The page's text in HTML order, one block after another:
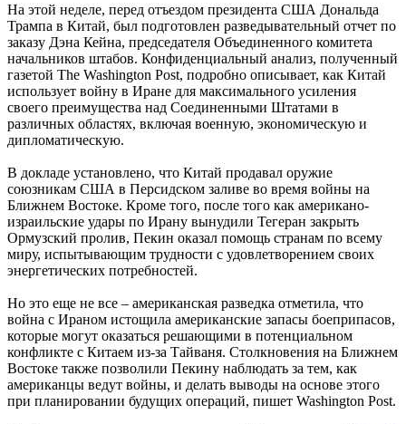
На этой неделе, перед отъездом президента США Дональда
Трампа в Китай, был подготовлен разведывательный отчет по
заказу Дэна Кейна, председателя Объединенного комитета
начальников штабов. Конфиденциальный анализ, полученный
газетой The Washington Post, подробно описывает, как Китай
использует войну в Иране для максимального усиления
своего преимущества над Соединенными Штатами в
различных областях, включая военную, экономическую и
дипломатическую.
В докладе установлено, что Китай продавал оружие
союзникам США в Персидском заливе во время войны на
Ближнем Востоке. Кроме того, после того как американо-
израильские удары по Ирану вынудили Тегеран закрыть
Ормузский пролив, Пекин оказал помощь странам по всему
миру, испытывающим трудности с удовлетворением своих
энергетических потребностей.
Но это еще не все – американская разведка отметила, что
война с Ираном истощила американские запасы боеприпасов,
которые могут оказаться решающими в потенциальном
конфликте с Китаем из-за Тайваня. Столкновения на Ближнем
Востоке также позволили Пекину наблюдать за тем, как
американцы ведут войны, и делать выводы на основе этого
при планировании будущих операций, пишет Washington Post.